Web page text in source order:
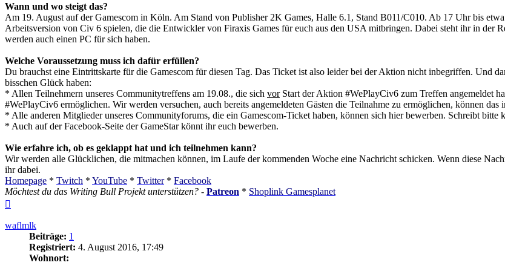
Wann und wo steigt das?
Am 19. August auf der Gamescom in Köln. Am Stand von Publisher 2K Games, Halle 6.1, Stand B011/C010. Ab 17 Uhr bis
Arbeitsversion von Civ 6 spielen, die die Entwickler von Firaxis Games für euch aus den USA mitbringen. Dabei steht ihr in der
werden auch einen PC für sich haben.
Welche Voraussetzung muss ich dafür erfüllen?
Du brauchst eine Eintrittskarte für die Gamescom für diesen Tag. Das Ticket ist also leider bei der Aktion nicht inbegriffen. Und
bisschen Glück haben:
* Allen Teilnehmern unseres Communitytreffens am 19.08., die sich vorStart der Aktion #WePlayCiv6 zum Treffen angemeldet
#WePlayCiv6 ermöglichen. Wir werden versuchen, auch bereits angemeldeten Gästen die Teilnahme zu ermöglichen, können
* Alle anderen Mitglieder unseres Communityforums, die ein Gamescom-Ticket haben, können sich hier bewerben. Schreibt bitte
* Auch auf der Facebook-Seite der GameStar könnt ihr euch bewerben.
Wie erfahre ich, ob es geklappt hat und ich teilnehmen kann?
Wir werden alle Glücklichen, die mitmachen können, im Laufe der kommenden Woche eine Nachricht schicken. Wenn diese
ihr dabei.
Homepage * Twitch * YouTube * Twitter* Facebook
Möchtest du das Writing Bull Projekt unterstützen? - Patreon * Shoplink Gamesplanet
waflmlk
Beiträge: 1
Registriert: 4. August 2016, 17:49
Wohnort: